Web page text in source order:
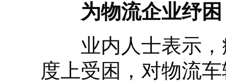
为物流企业纾困
业内人士表示，
度上受困，对物流